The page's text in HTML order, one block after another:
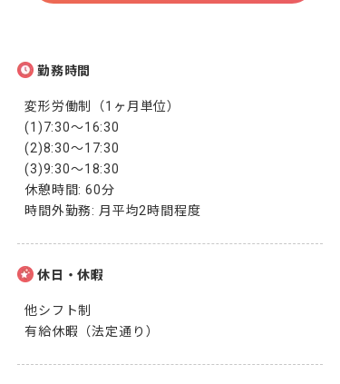
勤務時間
変形労働制（1ヶ月単位）
(1)7:30～16:30
(2)8:30～17:30
(3)9:30～18:30
休憩時間: 60分
時間外勤務: 月平均2時間程度
休日・休暇
他シフト制
有給休暇（法定通り）